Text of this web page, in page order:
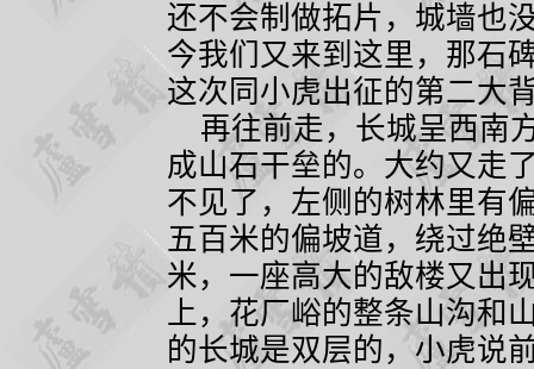
还不会制做拓片，城墙也
今我们又来到这里，那石
这次同小虎出征的第二大
再往前走，长城呈西南
成山石干垒的。大约又走
不见了，左侧的树林里有
五百米的偏坡道，绕过绝
米，一座高大的敌楼又出
上，花厂峪的整条山沟和
的长城是双层的，小虎说